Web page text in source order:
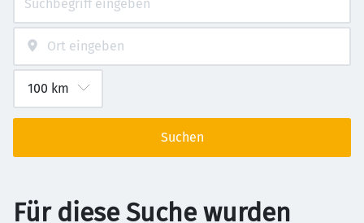
Suchen
Für diese Suche wurden